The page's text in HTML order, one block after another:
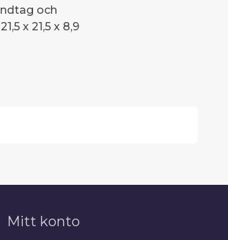
och
x 21,5 x 8,9
Mitt konto